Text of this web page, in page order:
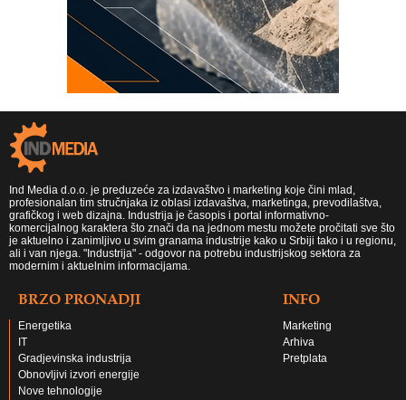
Ind Media d.o.o. je preduzeće za izdavaštvo i marketing koje čini mlad,
profesionalan tim stručnjaka iz oblasi izdavaštva, marketinga, prevodilaštva,
grafičkog i web dizajna. Industrija je časopis i portal informativno-
komercijalnog karaktera što znači da na jednom mestu možete pročitati sve što
je aktuelno i zanimljivo u svim granama industrije kako u Srbiji tako i u regionu,
ali i van njega. "Industrija" - odgovor na potrebu industrijskog sektora za
modernim i aktuelnim informacijama.
BRZO PRONADJI
Energetika
IT
Gradjevinska industrija
Obnovljivi izvori energije
Nove tehnologije
INFO
Marketing
Arhiva
Pretplata